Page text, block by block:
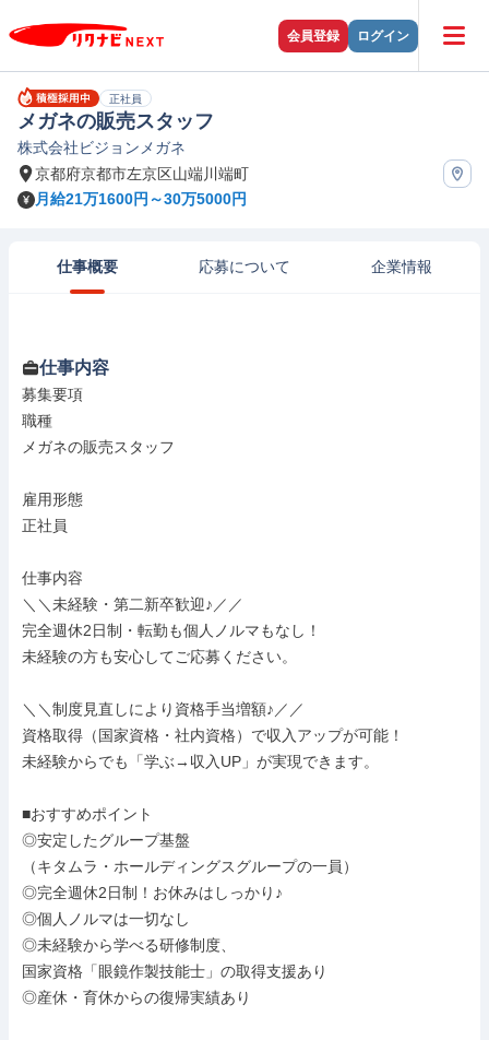
会員登録 ログイン
正社員
メガネの販売スタッフ
株式会社ビジョンメガネ
京都府京都市左京区山端川端町
月給21万1600円～30万5000円
仕事概要 応募について 企業情報
仕事内容
募集要項
職種
メガネの販売スタッフ
雇用形態
正社員
仕事内容
＼＼未経験・第二新卒歓迎♪／／
完全週休2日制・転勤も個人ノルマもなし！
未経験の方も安心してご応募ください。
＼＼制度見直しにより資格手当増額♪／／
資格取得（国家資格・社内資格）で収入アップが可能！
未経験からでも「学ぶ→収入UP」が実現できます。
■おすすめポイント
◎安定したグループ基盤
（キタムラ・ホールディングスグループの一員）
◎完全週休2日制！お休みはしっかり♪
◎個人ノルマは一切なし
◎未経験から学べる研修制度、
国家資格「眼鏡作製技能士」の取得支援あり
◎産休・育休からの復帰実績あり